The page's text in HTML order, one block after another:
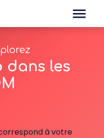
dans les
à votre